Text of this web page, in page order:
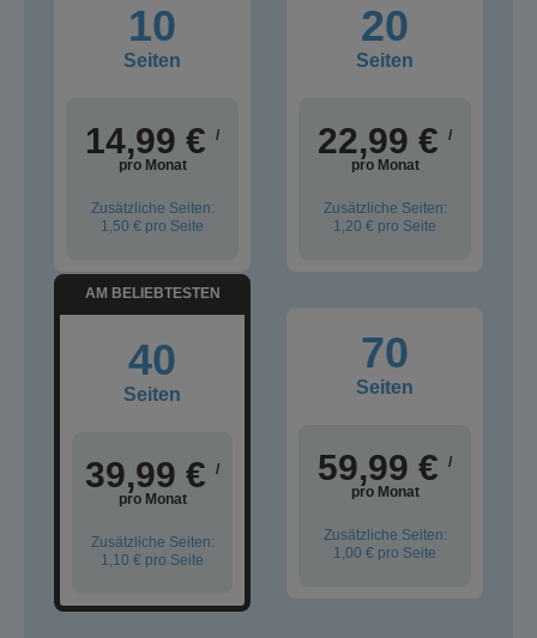
10
Seiten
14,99 €
/
pro Monat
Zusätzliche Seiten:
1,50 € pro Seite
20
Seiten
22,99 €
/
pro Monat
Zusätzliche Seiten:
1,20 € pro Seite
AM BELIEBTESTEN
40
Seiten
39,99 €
/
pro Monat
Zusätzliche Seiten:
1,10 € pro Seite
70
Seiten
59,99 €
/
pro Monat
Zusätzliche Seiten:
1,00 € pro Seite